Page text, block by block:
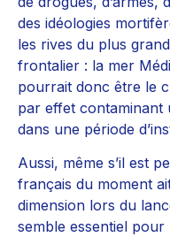
des idéologies
les rives du plus
frontalier : la mer
pourrait donc être le
par effet contaminant
dans une période
Aussi, même s’il est
français du moment
dimension lors du
semble essentiel pour